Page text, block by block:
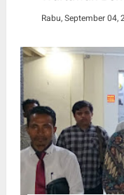
Rabu, September 04,